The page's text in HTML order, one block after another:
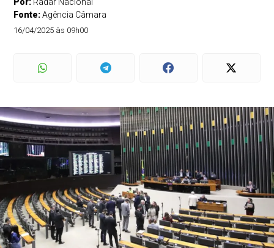
Fonte:Agência Câmara
16/04/2025 às 09h00